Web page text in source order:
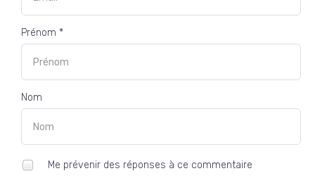
Prénom *
Nom
Me prévenir des réponses à ce commentaire